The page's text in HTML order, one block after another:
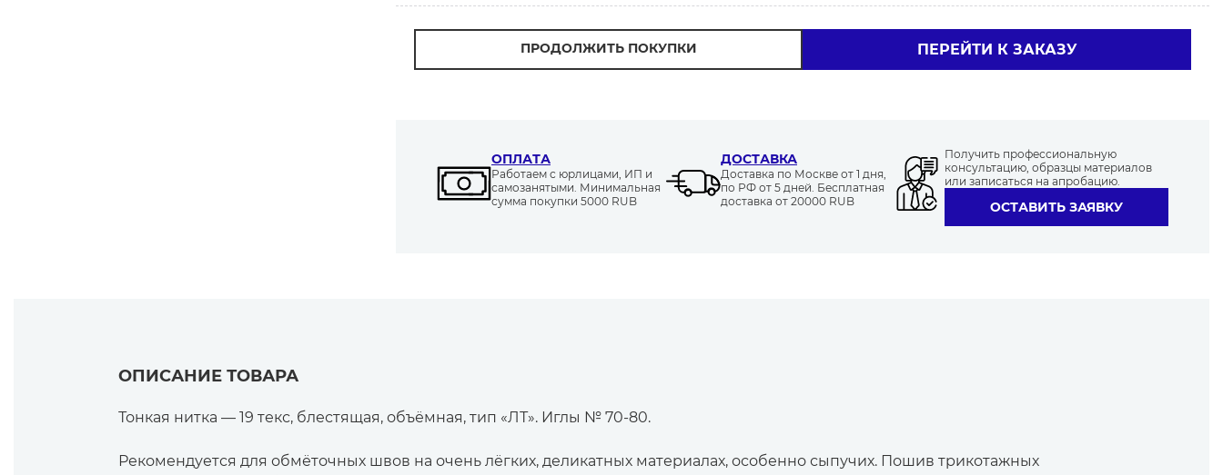
ПРОДОЛЖИТЬ ПОКУПКИ ПЕРЕЙТИ К ЗАКАЗУ
ОПЛАТА
Работаем с юрлицами, ИП и
самозанятыми. Минимальная
сумма покупки 5000 RUB
ДОСТАВКА
Доставка по Москве от 1 дня,
по РФ от 5 дней. Бесплатная
доставка от 20000 RUB
Получить профессиональную
консультацию, образцы материалов
или записаться на апробацию.
ОСТАВИТЬ ЗАЯВКУ
ОПИСАНИЕ ТОВАРА
Тонкая нитка — 19 текс, блестящая, объёмная, тип «ЛТ». Иглы № 70-80.
Рекомендуется для обмёточных швов на очень лёгких, деликатных материалах, особенно сыпучих. Пошив трикотажных